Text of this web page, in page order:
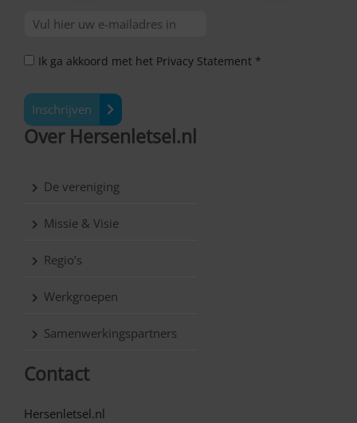
Ik ga akkoord met het Privacy Statement *
Inschrijven
Over Hersenletsel.nl
De vereniging
Missie & Visie
Regio’s
Werkgroepen
Samenwerkingspartners
Contact
Hersenletsel.nl